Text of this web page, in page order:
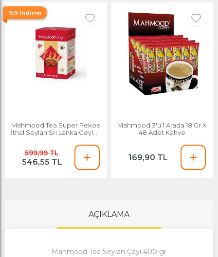
%9 İndirim
Mahmood Tea Super Pekoe
İthal Seylan Sri Lanka Ceylon
599,99 TL
546,55 TL
Mahmood 3'ü 1 Arada 18 Gr X
48 Adet Kahve
169,90 TL
AÇIKLAMA
Mahmood Tea Seylan Çayı 400 gr